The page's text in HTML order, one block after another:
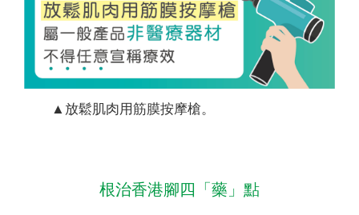
▲放鬆肌肉用筋膜按摩槍。
根治香港腳四「藥」點